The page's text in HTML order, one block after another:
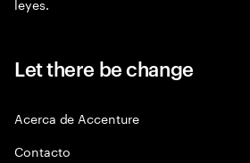
Let there be change
Acerca de Accenture
Contacto